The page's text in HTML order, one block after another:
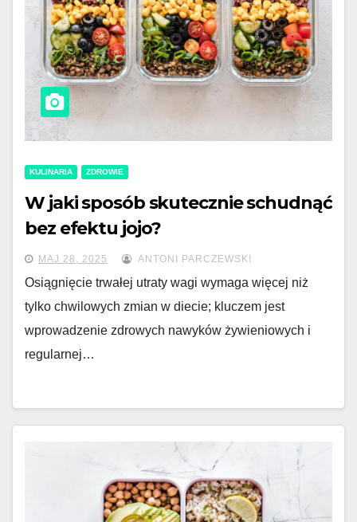
KULINARIA ZDROWIE
W jaki sposób skutecznie schudnąć
bez efektu jojo?
MAJ 28, 2025 ANTONI PARCZEWSKI
Osiągnięcie trwałej utraty wagi wymaga więcej niż
tylko chwilowych zmian w diecie; kluczem jest
wprowadzenie zdrowych nawyków żywieniowych i
regularnej…